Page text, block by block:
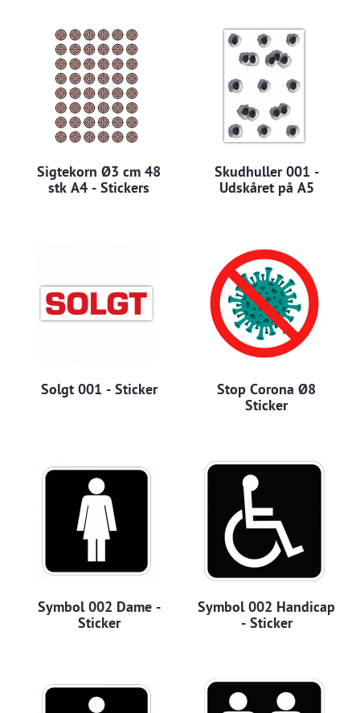
Sigtekorn Ø3 cm 48
stk A4 - Stickers
Skudhuller 001 -
Udskåret på A5
Solgt 001 - Sticker
Stop Corona Ø8
Sticker
Symbol 002 Dame -
Sticker
Symbol 002 Handicap
- Sticker